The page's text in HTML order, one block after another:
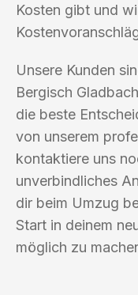
Kosten gibt und
Unsere Kunden
Bergisch
die beste
von unserem
kontaktiere uns
unverbindliches
dir beim Umzug
Start in deinem
möglich zu